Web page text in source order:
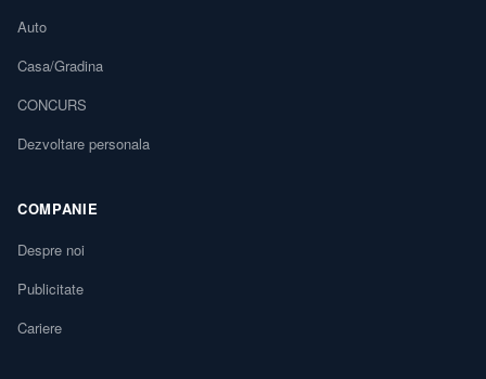
Auto
Casa/Gradina
CONCURS
Dezvoltare personala
COMPANIE
Despre noi
Publicitate
Cariere